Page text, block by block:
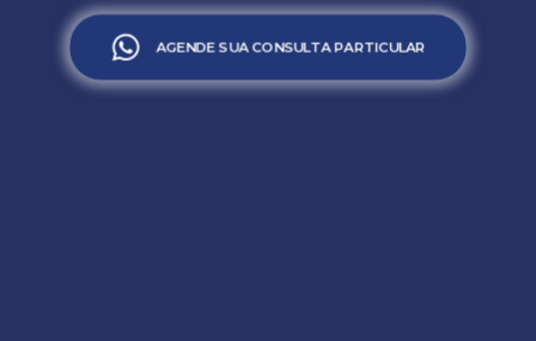
AGENDE SUA CONSULTA PARTICULAR